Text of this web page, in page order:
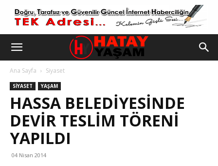
Ana Sayfa Siyaset
SIYASET YAŞAM
HASSA BELEDİYESİNDE
DEVİR TESLİM TÖRENİ
YAPILDI
04 Nisan 2014